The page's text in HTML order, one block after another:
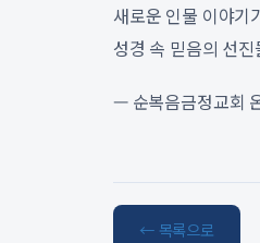
새로운 인물 이야기
성경 속 믿음의 선
— 순복음금정교회
← 목록으로